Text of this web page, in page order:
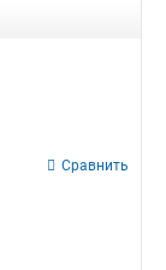
Сравнить